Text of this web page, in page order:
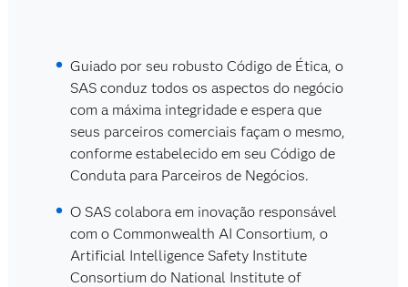
Guiado por seu robusto Código de Ética, o
SAS conduz todos os aspectos do negócio
com a máxima integridade e espera que
seus parceiros comerciais façam o mesmo,
conforme estabelecido em seu Código de
Conduta para Parceiros de Negócios.
O SAS colabora em inovação responsável
com o Commonwealth AI Consortium, o
Artificial Intelligence Safety Institute
Consortium do National Institute of